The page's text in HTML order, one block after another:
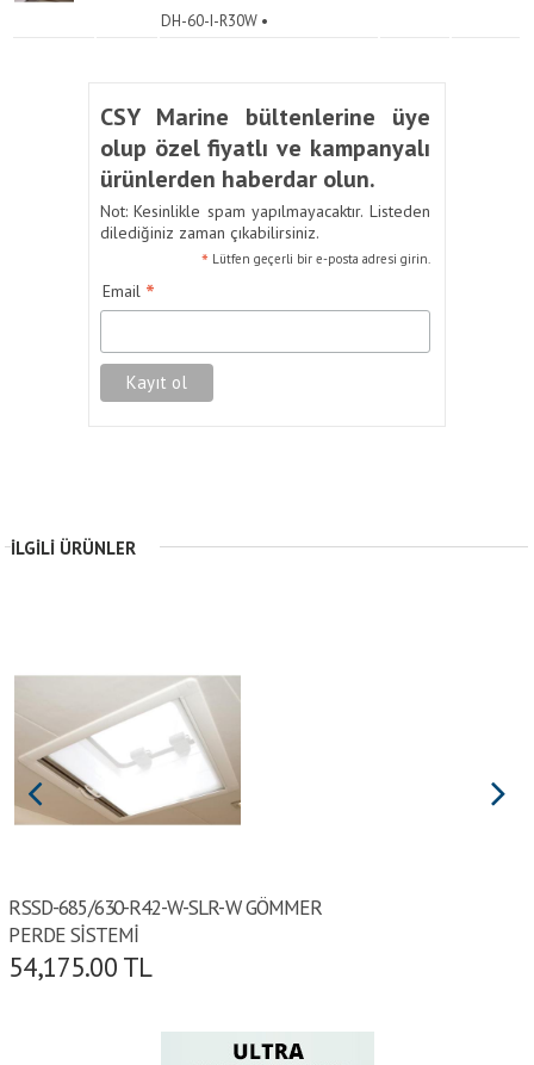
DH-60-I-R30W •
CSY Marine bültenlerine üye
olup özel fiyatlı ve kampanyalı
ürünlerden haberdar olun.
Not: Kesinlikle spam yapılmayacaktır. Listeden
dilediğiniz zaman çıkabilirsiniz.
* Lütfen geçerli bir e-posta adresi girin.
Email *
İLGILI ÜRÜNLER
RSSD-685/630-R42-W-SLR-W GÖMMER
PERDE SİSTEMİ
54,175.00 TL